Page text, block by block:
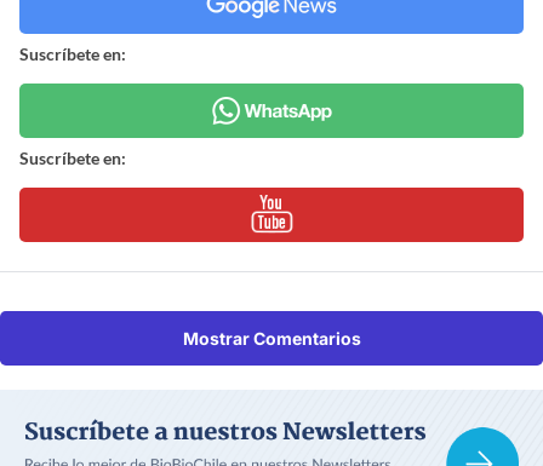
Suscríbete en:
Suscríbete en:
Mostrar Comentarios